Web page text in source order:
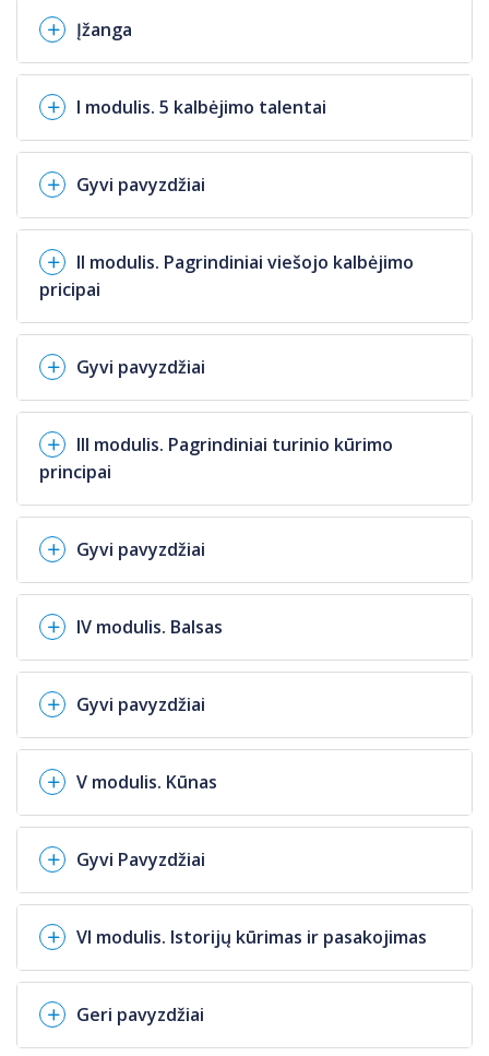
Įžanga
I modulis. 5 kalbėjimo talentai
Gyvi pavyzdžiai
II modulis. Pagrindiniai viešojo kalbėjimo
pricipai
Gyvi pavyzdžiai
III modulis. Pagrindiniai turinio kūrimo
principai
Gyvi pavyzdžiai
IV modulis. Balsas
Gyvi pavyzdžiai
V modulis. Kūnas
Gyvi Pavyzdžiai
VI modulis. Istorijų kūrimas ir pasakojimas
Geri pavyzdžiai